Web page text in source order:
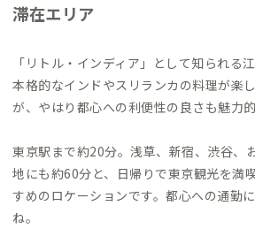
滞在エリア
「リトル・インディア」として知られる
本格的なインドやスリランカの料理が楽
が、やはり都心への利便性の良さも魅力的
東京駅まで約20分。浅草、新宿、渋谷、
地にも約60分と、日帰りで東京観光を満
すめのロケーションです。都心への通勤
ね。